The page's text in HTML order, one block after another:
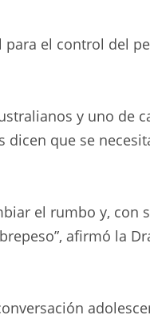
el control del
y uno de
que se
el rumbo y, con
afirmó la